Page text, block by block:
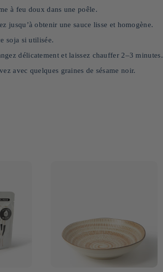
à feu doux dans une poêle.
jusqu’à obtenir une sauce lisse et homogène.
soja si utilisée.
délicatement et laissez chauffer 2–3 minutes.
avec quelques graines de sésame noir.